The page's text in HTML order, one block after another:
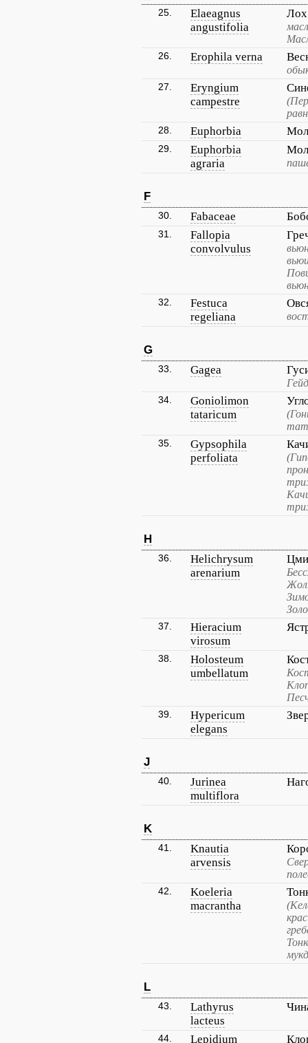
25.
Elaeagnus
angustifolia
Лох
26. Erophila verna
27.
Eryngium
campestre
28. Euphorbia
29.
Euphorbia
agraria
F
30. Fabaceae
31.
Fallopia
convolvulus
32.
Festuca
regeliana
G
33. Gagea
34.
Goniolimon
tataricum
35.
Gypsophila
perfoliata
H
36.
Helichrysum
arenarium
37.
Hieracium
virosum
38.
Holosteum
umbellatum
39.
Hypericum
elegans
J
40.
Jurinea
multiflora
K
41.
Knautia
arvensis
42.
Koeleria
macrantha
L
43.
Lathyrus
lacteus
44. Lepidium